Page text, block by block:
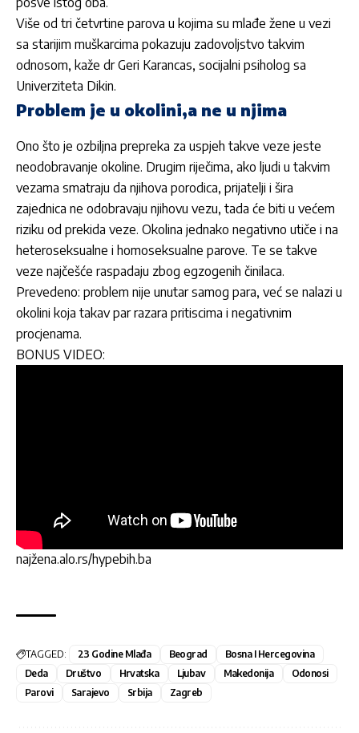
Više od tri četvrtine parova u kojima su mlađe žene u vezi
sa starijim muškarcima pokazuju zadovoljstvo takvim
odnosom, kaže dr Geri Karancas, socijalni psiholog sa
Univerziteta Dikin.
Problem je u okolini,a ne u njima
Ono što je ozbiljna prepreka za uspjeh takve veze jeste
neodobravanje okoline. Drugim riječima, ako ljudi u takvim
vezama smatraju da njihova porodica, prijatelji i šira
zajednica ne odobravaju njihovu vezu, tada će biti u većem
riziku od prekida veze. Okolina jednako negativno utiče i na
heteroseksualne i homoseksualne parove. Te se takve
veze najčešće raspadaju zbog egzogenih činilaca.
Prevedeno: problem nije unutar samog para, već se nalazi u
okolini koja takav par razara pritiscima i negativnim
procjenama.
BONUS VIDEO:
najžena.alo.rs/hypebih.ba
TAGGED: 23 Godine Mlađa Beograd
Bosna I Hercegovina
Deda
Društvo Hrvatska Ljubav Makedonija
Odonosi
Parovi
Sarajevo Srbija Zagreb